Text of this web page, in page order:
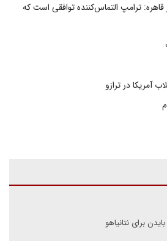
قاهره: ترامپ التماس‌کننده توافقی است که
آمریکا در ترازو